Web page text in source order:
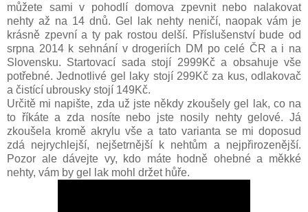
můžete sami v pohodlí domova zpevnit nebo nalakovat
nehty až na 14 dnů. Gel lak nehty neničí, naopak vám je
krásně zpevní a ty pak rostou delší. Příslušenství bude od
srpna 2014 k sehnání v drogeriích DM po celé ČR a i na
Slovensku. Startovací sada stojí 2999Kč a obsahuje vše
potřebné. Jednotlivé gel laky stojí 299Kč za kus, odlakovač
a čistící ubrousky stojí 149Kč.
Určitě mi napište, zda už jste někdy zkoušely gel lak, co na
to říkáte a zda nosíte nebo jste nosily nehty gelové. Já
zkoušela kromě akrylu vše a tato varianta se mi doposud
zdá nejrychlejší, nejšetrnější k nehtům a nejpřirozenější.
Pozor ale dávejte vy, kdo máte hodně ohebné a měkké
nehty, vám by gel lak mohl držet hůře.